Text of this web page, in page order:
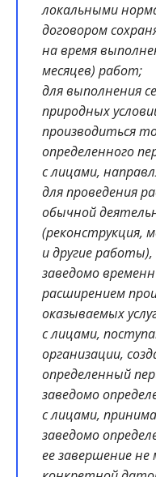
локальными
договором
на время
месяцев) работ;
для выполнения
природных
производиться
определенного
с лицами,
для проведения
обычной
(реконструкция,
и другие
заведомо
расширением
оказываемых
с лицами,
организации,
определенный
заведомо
с лицами,
заведомо
ее завершение